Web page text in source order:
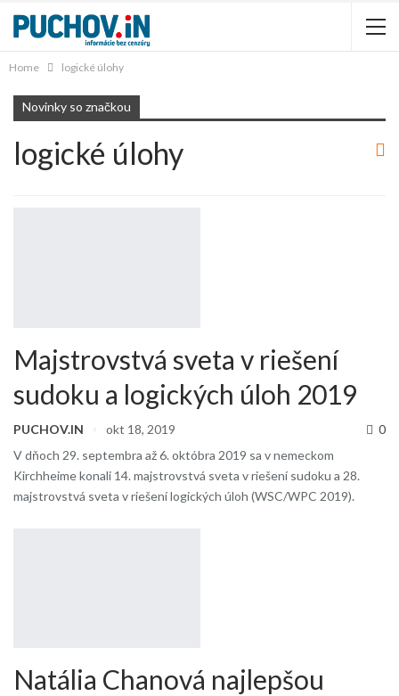
Home logické úlohy
Novinky so značkou
logické úlohy
Majstrovstvá sveta v riešení
sudoku a logických úloh 2019
PUCHOV.IN okt 18, 2019
0
V dňoch 29. septembra až 6. októbra 2019 sa v nemeckom
Kirchheime konali 14. majstrovstvá sveta v riešení sudoku a 28.
majstrovstvá sveta v riešení logických úloh (WSC/WPC 2019).
Natália Chanová najlepšou